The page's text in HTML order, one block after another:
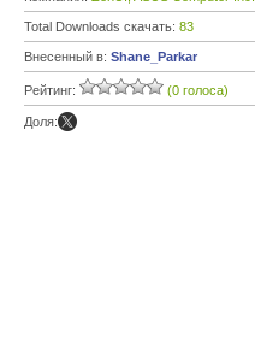
Total Downloads скачать: 83
Внесенный в: Shane_Parkar
Рейтинг: (0 голоса)
Доля: